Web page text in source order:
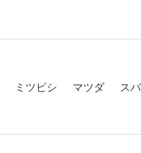
ミツビシ マツダ
ス